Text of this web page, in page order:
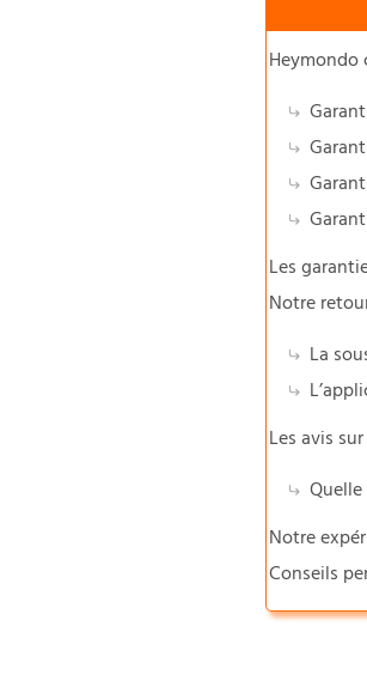
Heymondo
Les
Notre
La
Les avis
Notre
Conseils